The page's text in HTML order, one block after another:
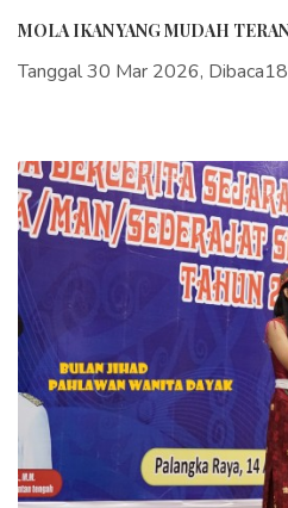
MOLA IKAN YANG MUDAH
Tanggal 30 Mar 2026,